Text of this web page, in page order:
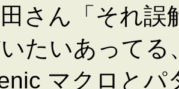
さん「それ誤
たいあってる
マクロとパ